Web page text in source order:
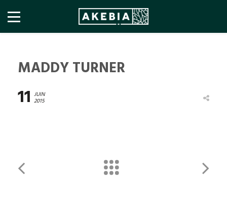
MADDY TURNER
11 JUIN
2015